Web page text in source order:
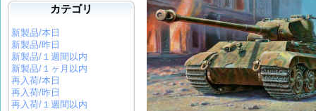
カテゴリ
新製品/本日
新製品/昨日
新製品/１週間以内
新製品/１ヶ月以内
再入荷/本日
再入荷/昨日
再入荷/１週間以内